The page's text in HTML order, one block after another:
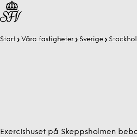
Start Våra fastigheter Sverige
Exercishuset på Skeppsholmen